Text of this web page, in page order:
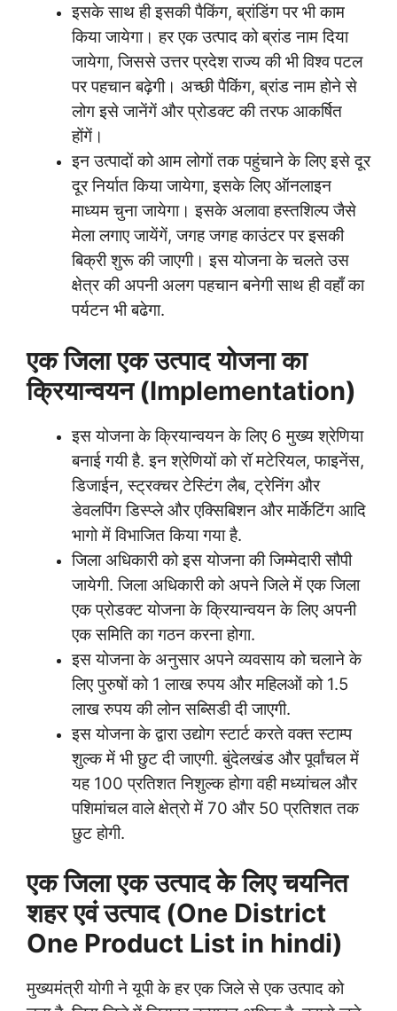
इसके साथ ही इसकी पैकिंग, ब्रांडिंग पर भी काम
किया जायेगा। हर एक उत्पाद को ब्रांड नाम दिया
जायेगा, जिससे उत्तर प्रदेश राज्य की भी विश्व पटल
पर पहचान बढ़ेगी। अच्छी पैकिंग, ब्रांड नाम होने से
लोग इसे जानेंगें और प्रोडक्ट की तरफ आकर्षित
होंगें।
इन उत्पादों को आम लोगों तक पहुंचाने के लिए इसे दूर
दूर निर्यात किया जायेगा, इसके लिए ऑनलाइन
माध्यम चुना जायेगा। इसके अलावा हस्तशिल्प जैसे
मेला लगाए जायेंगें, जगह जगह काउंटर पर इसकी
बिक्री शुरू की जाएगी। इस योजना के चलते उस
क्षेत्र की अपनी अलग पहचान बनेगी साथ ही वहाँ का
पर्यटन भी बढेगा.
एक जिला एक उत्पाद योजना का
क्रियान्वयन (Implementation)
इस योजना के क्रियान्वयन के लिए 6 मुख्य श्रेणिया
बनाई गयी है. इन श्रेणियों को रॉ मटेरियल, फाइनेंस,
डिजाईन, स्ट्रक्चर टेस्टिंग लैब, ट्रेनिंग और
डेवलपिंग डिस्प्ले और एक्सिबिशन और मार्केटिंग आदि
भागो में विभाजित किया गया है.
जिला अधिकारी को इस योजना की जिम्मेदारी सौपी
जायेगी. जिला अधिकारी को अपने जिले में एक जिला
एक प्रोडक्ट योजना के क्रियान्वयन के लिए अपनी
एक समिति का गठन करना होगा.
इस योजना के अनुसार अपने व्यवसाय को चलाने के
लिए पुरुषों को 1 लाख रुपय और महिलओं को 1.5
लाख रुपय की लोन सब्सिडी दी जाएगी.
इस योजना के द्वारा उद्योग स्टार्ट करते वक्त स्टाम्प
शुल्क में भी छुट दी जाएगी. बुंदेलखंड और पूर्वांचल में
यह 100 प्रतिशत निशुल्क होगा वही मध्यांचल और
पशिमांचल वाले क्षेत्रो में 70 और 50 प्रतिशत तक
छुट होगी.
एक जिला एक उत्पाद के लिए चयनित
शहर एवं उत्पाद (One District
One Product List in hindi)
मुख्यमंत्री योगी ने यूपी के हर एक जिले से एक उत्पाद को